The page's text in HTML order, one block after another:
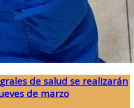
de salud se realizarán
de marzo